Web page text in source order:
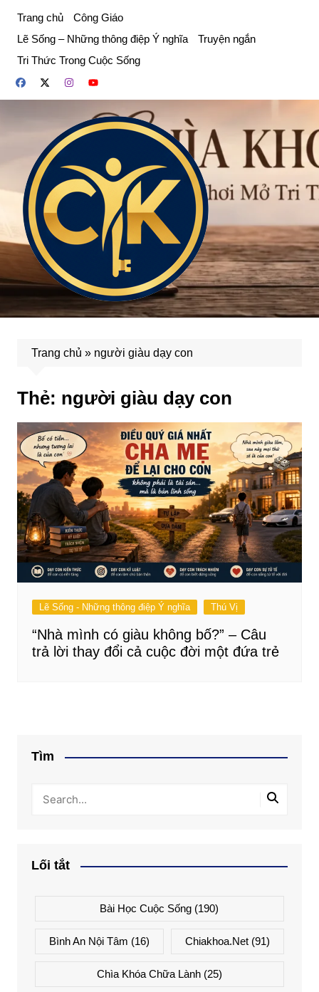
phần
dung
Trang chủ
Công Giáo
Lẽ Sống – Những thông điệp Ý nghĩa
Truyện ngắn
Tri Thức Trong Cuộc Sống
Trang chủ » người giàu dạy con
Thẻ: người giàu dạy con
Lẽ Sống - Những thông điệp Ý nghĩa Thú Vị
“Nhà mình có giàu không bố?” – Câu
trả lời thay đổi cả cuộc đời một đứa trẻ
Tìm
Lối tắt
Bài Học Cuộc Sống (190)
Bình An Nội Tâm (16) Chiakhoa.net (91)
Chìa Khóa Chữa Lành(25)